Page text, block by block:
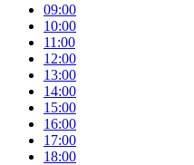
09:00
10:00
11:00
12:00
13:00
14:00
15:00
16:00
17:00
18:00